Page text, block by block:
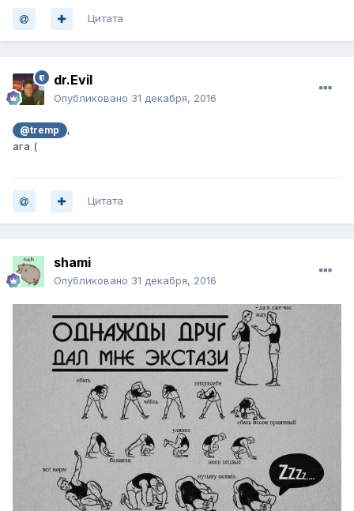
Цитата
dr.Evil
Опубликовано 31 декабря, 2016
@tremp
,
ага (
Цитата
shami
Опубликовано 31 декабря, 2016